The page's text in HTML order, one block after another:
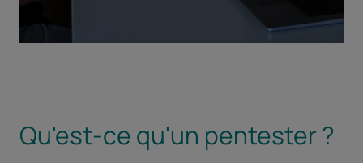
Qu'est-ce qu'un pentester ?